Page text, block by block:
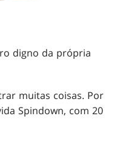
digno da própria
muitas coisas. Por
Spindown, com 20